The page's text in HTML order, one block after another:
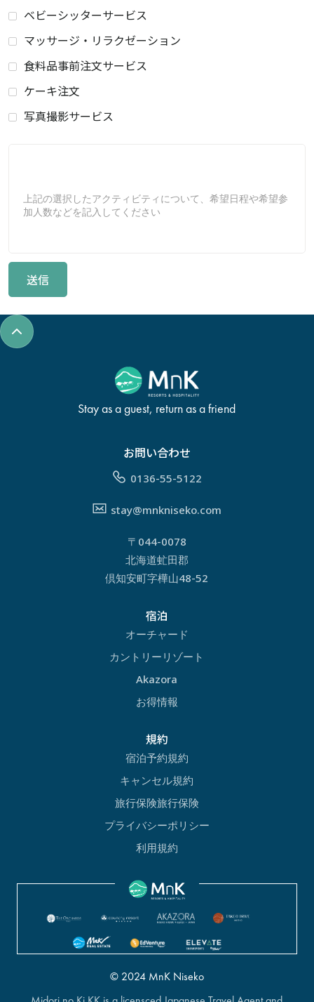
ベビーシッターサービス
マッサージ・リラクゼーション
食料品事前注文サービス
ケーキ注文
写真撮影サービス
Stay as a guest, return as a friend
お問い合わせ
0136-55-5122
stay@mnkniseko.com
〒044-0078
北海道虻田郡
倶知安町字樺山48-52
宿泊
オーチャード
カントリーリゾート
Akazora
お得情報
規約
宿泊予約規約
キャンセル規約
旅行保険旅行保険
プライバシーポリシー
利用規約
© 2024 MnK Niseko